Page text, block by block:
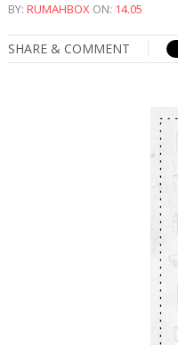
BY: RUMAHBOX ON: 14.05
SHARE & COMMENT